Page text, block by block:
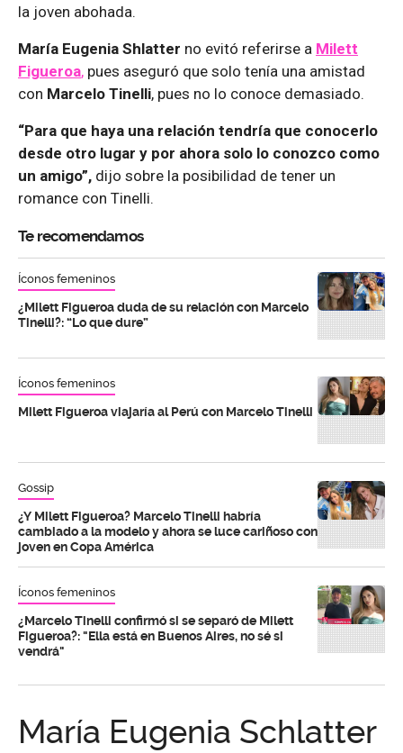
la joven abohada.
María Eugenia Shlatter no evitó referirse a Milett
Figueroa, pues aseguró que solo tenía una amistad
con Marcelo Tinelli, pues no lo conoce demasiado.
“Para que haya una relación tendría que conocerlo
desde otro lugar y por ahora solo lo conozco como
un amigo”, dijo sobre la posibilidad de tener un
romance con Tinelli.
Te recomendamos
Íconos femeninos
¿Milett Figueroa duda de su relación con Marcelo
Tinelli?: “Lo que dure”
Íconos femeninos
Milett Figueroa viajaría al Perú con Marcelo Tinelli
Gossip
¿Y Milett Figueroa? Marcelo Tinelli habría
cambiado a la modelo y ahora se luce cariñoso con
joven en Copa América
Íconos femeninos
¿Marcelo Tinelli confirmó si se separó de Milett
Figueroa?: "Ella está en Buenos Aires, no sé si
vendrá"
María Eugenia Schlatter